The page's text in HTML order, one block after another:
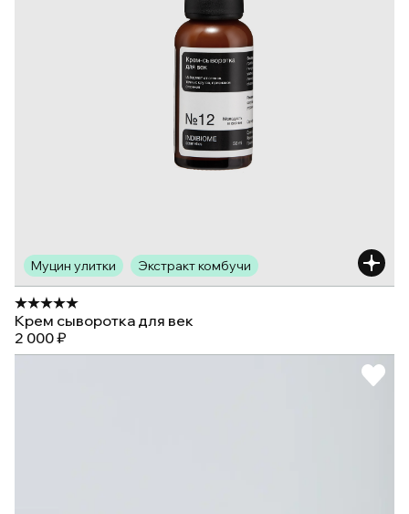
Муцин улитки Экстракт комбучи
Крем сыворотка для век
2 000 ₽